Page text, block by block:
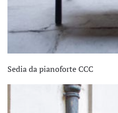
Sedia da pianoforte CCC